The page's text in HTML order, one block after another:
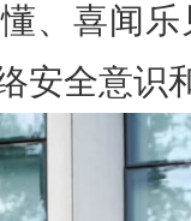
、喜闻
安全意识